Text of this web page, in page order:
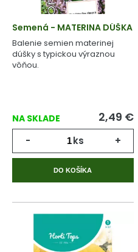
Semená - MATERINA DÚŠKA
Balenie semien materinej
dúšky s typickou výraznou
vôňou.
NA SKLADE 2,49 €
- ks +
DO KOŠÍKA